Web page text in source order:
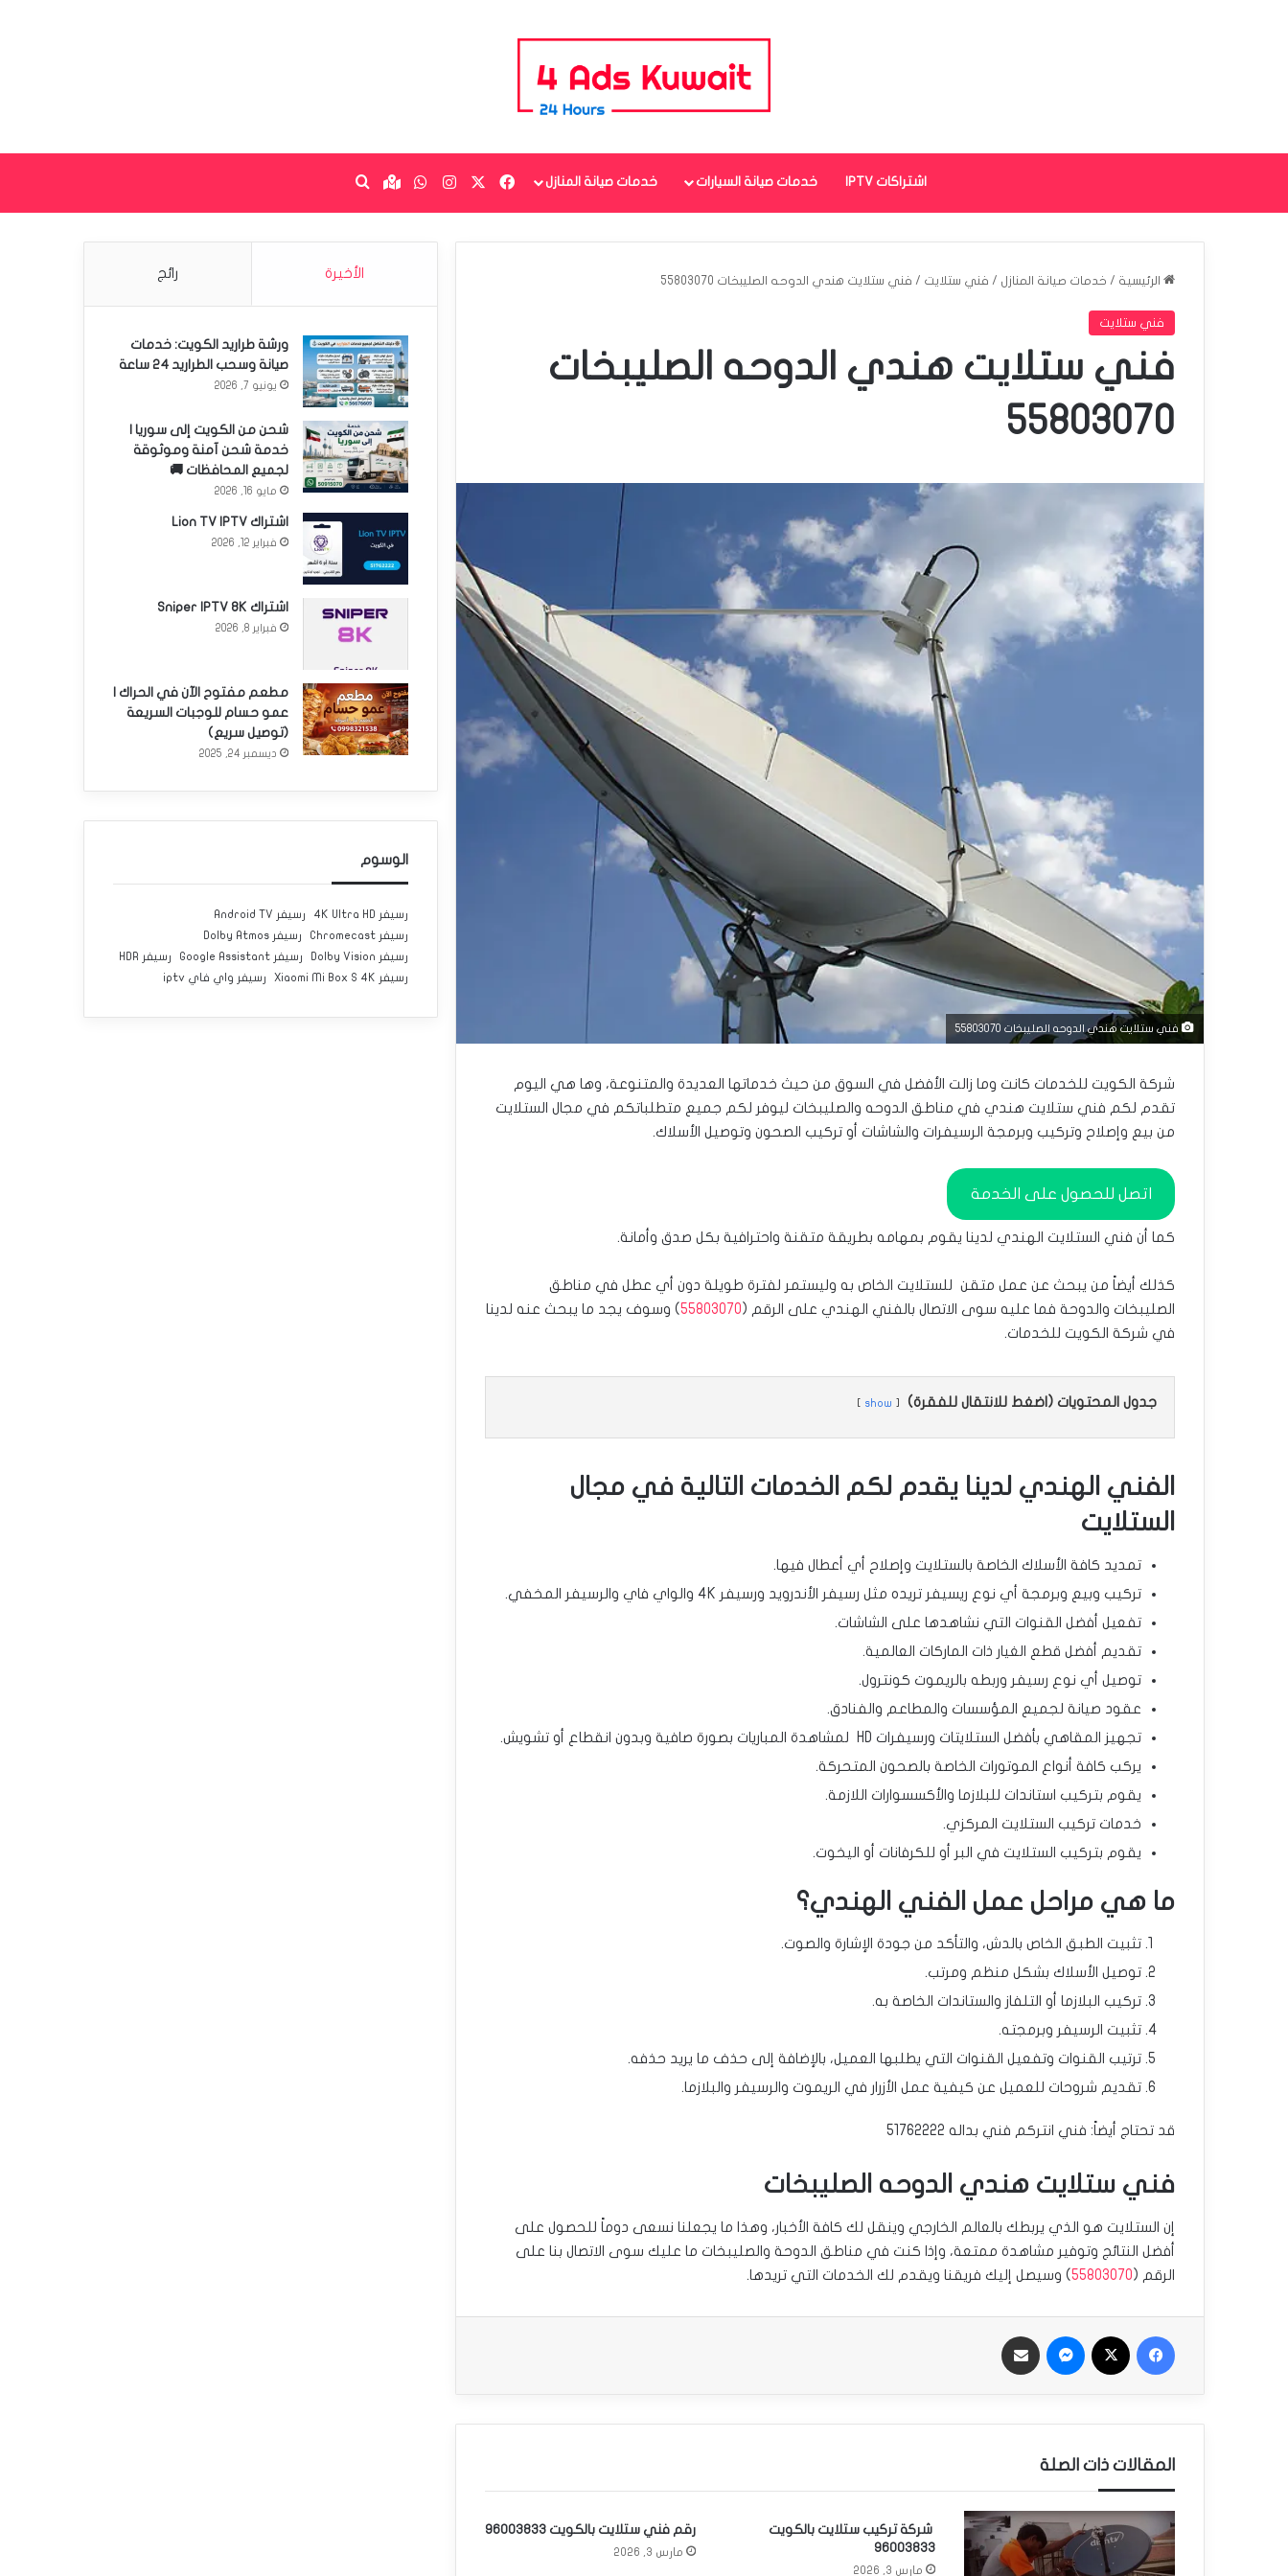
اشتراكات IPTV خدمات صيانة السيارات خدمات صيانة المنازل فيسبوكانستقرام
واتسابGoogle maps
البحث عن
الرئيسية / خدمات صيانة المنازل / فني ستلايت / فني ستلايت هندي الدوحه الصليبخات 55803070
فني ستلايت
فني ستلايت هندي الدوحه الصليبخات
55803070
فني ستلايت هندي الدوحه الصليبخات 55803070
شركة الكويت للخدمات كانت وما زالت الأفضل في السوق من حيث خدماتها العديدة والمتنوعة، وها هي اليوم
تقدم لكم فني ستلايت هندي في مناطق الدوحه والصليبخات ليوفر لكم جميع متطلباتكم في مجال الستلايت
من بيع وإصلاح وتركيب وبرمجة الرسيفرات والشاشات أو تركيب الصحون وتوصيل الأسلاك.
اتصل للحصول على الخدمة
كما أن فني الستلايت الهندي لدينا يقوم بمهامه بطريقة متقنة واحترافية بكل صدق وأمانة.
كذلك أيضاً من يبحث عن عمل متقن للستلايت الخاص به وليستمر لفترة طويلة دون أي عطل في مناطق
الصليبخات والدوحة فما عليه سوى الاتصال بالفني الهندي على الرقم (55803070) وسوف يجد ما يبحث عنه لدينا
في شركة الكويت للخدمات.
جدول المحتويات (اضغط للانتقال للفقرة) show
الفني الهندي لدينا يقدم لكم الخدمات التالية في مجال
الستلايت
تمديد كافة الأسلاك الخاصة بالستلايت وإصلاح أي أعطال فيها.
تركيب وبيع وبرمجة أي نوع ريسيفر تريده مثل رسيفر الأندرويد ورسيفر 4K والواي فاي والرسيفر المخفي.
تفعيل أفضل القنوات التي نشاهدها على الشاشات.
تقديم أفضل قطع الغيار ذات الماركات العالمية.
توصيل أي نوع رسيفر وربطه بالريموت كونترول.
عقود صيانة لجميع المؤسسات والمطاعم والفنادق.
تجهيز المقاهي بأفضل الستلايتات ورسيفرات HD لمشاهدة المباريات بصورة صافية وبدون انقطاع أو تشويش.
يركب كافة أنواع الموتورات الخاصة بالصحون المتحركة.
يقوم بتركيب استاندات للبلازما والأكسسوارات اللازمة.
خدمات تركيب الستلايت المركزي.
يقوم بتركيب الستلايت في البر أو للكرفانات أو اليخوت.
ما هي مراحل عمل الفني الهندي؟
تثبيت الطبق الخاص بالدش، والتأكد من جودة الإشارة والصوت.
توصيل الأسلاك بشكل منظم ومرتب.
تركيب البلازما أو التلفاز والستاندات الخاصة به.
تثبيت الرسيفر وبرمجته.
ترتيب القنوات وتفعيل القنوات التي يطلبها العميل، بالإضافة إلى حذف ما يريد حذفه.
تقديم شروحات للعميل عن كيفية عمل الأزرار في الريموت والرسيفر والبلازما.
قد تحتاج أيضاً: فني انتركم فني بداله 51762222
فني ستلايت هندي الدوحه الصليبخات
إن الستلايت هو الذي يربطك بالعالم الخارجي وينقل لك كافة الأخبار، وهذا ما يجعلنا نسعى دوماً للحصول على
أفضل النتائج وتوفير مشاهدة ممتعة، وإذا كنت في مناطق الدوحة والصليبخات ما عليك سوى الاتصال بنا على
الرقم (55803070) وسيصل إليك فريقنا ويقدم لك الخدمات التي تريدها.
فيسبوك ماسنجر
المقالات ذات الصلة
شركة تركيب ستلايت بالكويت
96003833
مارس 3, 2026
رقم فني ستلايت بالكويت 96003833
مارس 3, 2026
الأخيرة رائج
ورشة طراريد الكويت: خدمات
صيانة وسحب الطراريد 24 ساعة
يونيو 7, 2026
شحن من الكويت إلى سوريا |
خدمة شحن آمنة وموثوقة
لجميع المحافظات 🚚
مايو 16, 2026
اشتراك Lion TV IPTV
فبراير 12, 2026
اشتراك Sniper IPTV 8K
فبراير 8, 2026
مطعم مفتوح الآن في الحراك |
عمو حسام للوجبات السريعة
(توصيل سريع)
ديسمبر 24, 2025
الوسوم
رسيفر 4K Ultra HD
رسيفر Android TV
رسيفر Chromecast
رسيفر Dolby Atmos
رسيفر Dolby Vision
رسيفر Google Assistant
رسيفر HDR
رسيفر Xiaomi Mi Box S 4K
رسيفر واي فاي iptv